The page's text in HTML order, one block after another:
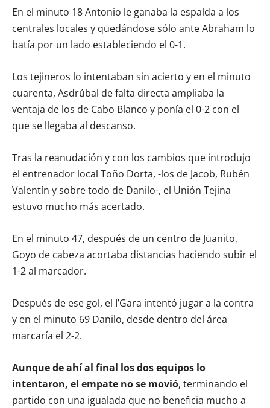
En el minuto 18 Antonio le ganaba la espalda a los
centrales locales y quedándose sólo ante Abraham lo
batía por un lado estableciendo el 0-1.
Los tejineros lo intentaban sin acierto y en el minuto
cuarenta, Asdrúbal de falta directa ampliaba la
ventaja de los de Cabo Blanco y ponía el 0-2 con el
que se llegaba al descanso.
Tras la reanudación y con los cambios que introdujo
el entrenador local Toño Dorta, -los de Jacob, Rubén
Valentín y sobre todo de Danilo-, el Unión Tejina
estuvo mucho más acertado.
En el minuto 47, después de un centro de Juanito,
Goyo de cabeza acortaba distancias haciendo subir el
1-2 al marcador.
Después de ese gol, el I’Gara intentó jugar a la contra
y en el minuto 69 Danilo, desde dentro del área
marcaría el 2-2.
Aunque de ahí al final los dos equipos lo
intentaron, el empate no se movió, terminando el
partido con una igualada que no beneficia mucho a